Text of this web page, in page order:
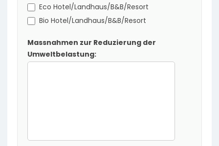
Eco Hotel/Landhaus/B&B/Resort
Bio Hotel/Landhaus/B&B/Resort
Massnahmen zur Reduzierung der
Umweltbelastung: